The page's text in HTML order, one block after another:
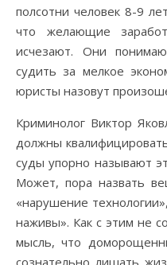
полсотни человек 8-9
что желающие
исчезают. Они
судить за мелкое
юристы назовут
Криминолог Виктор
должны
суды упорно называют
Может, пора назвать
«нарушение
наживы». Как с этим не
мысль, что
сознательно лишать